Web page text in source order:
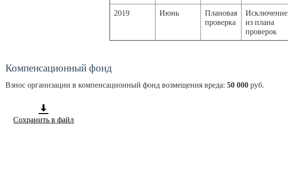
2019 Июнь
Плановая
проверка
Исключение
из плана
проверок
Компенсационный фонд
Взнос организации в компенсационный фонд возмещения вреда:50 000 руб.
Сохранить в файл